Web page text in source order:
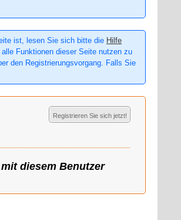
ist, lesen Sie sich bitte die Hilfe
Funktionen dieser Seite nutzen zu
den Registrierungsvorgang. Falls Sie
Registrieren Sie sich jetzt!
diesem Benutzer